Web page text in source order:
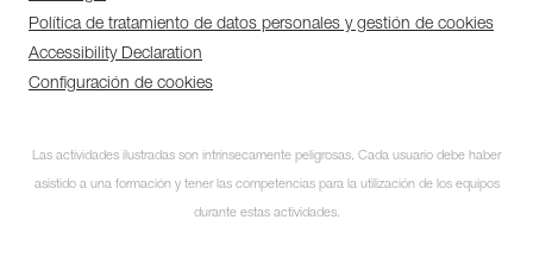
Política de tratamiento de datos personales y gestión de cookies
Accessibility Declaration
Configuración de cookies
Las actividades ilustradas son intrínsecamente peligrosas. Cada usuario debe haber
asistido a una formación y tener las competencias para la utilización de los equipos
durante estas actividades.